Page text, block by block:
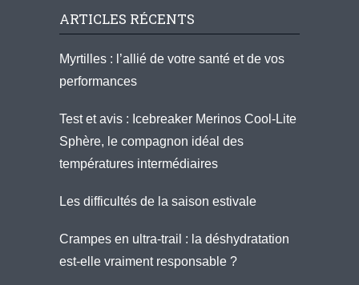
ARTICLES RÉCENTS
Myrtilles : l’allié de votre santé et de vos
performances
Test et avis : Icebreaker Merinos Cool-Lite
Sphère, le compagnon idéal des
températures intermédiaires
Les difficultés de la saison estivale
Crampes en ultra-trail : la déshydratation
est-elle vraiment responsable ?